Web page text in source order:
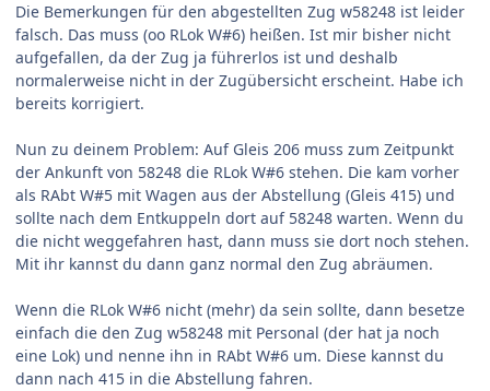
Die Bemerkungen für den abgestellten Zug w58248 ist leider
falsch. Das muss (oo RLok W#6) heißen. Ist mir bisher nicht
aufgefallen, da der Zug ja führerlos ist und deshalb
normalerweise nicht in der Zugübersicht erscheint. Habe ich
bereits korrigiert.
Nun zu deinem Problem: Auf Gleis 206 muss zum Zeitpunkt
der Ankunft von 58248 die RLok W#6 stehen. Die kam vorher
als RAbt W#5 mit Wagen aus der Abstellung (Gleis 415) und
sollte nach dem Entkuppeln dort auf 58248 warten. Wenn du
die nicht weggefahren hast, dann muss sie dort noch stehen.
Mit ihr kannst du dann ganz normal den Zug abräumen.
Wenn die RLok W#6 nicht (mehr) da sein sollte, dann besetze
einfach die den Zug w58248 mit Personal (der hat ja noch
eine Lok) und nenne ihn in RAbt W#6 um. Diese kannst du
dann nach 415 in die Abstellung fahren.